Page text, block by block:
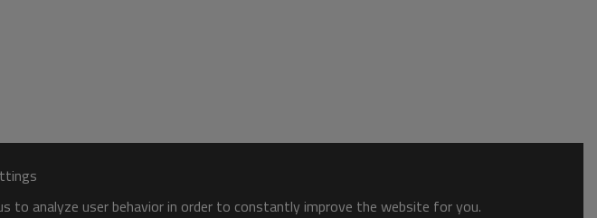
to analyze user behavior in order to constantly improve the website for you.